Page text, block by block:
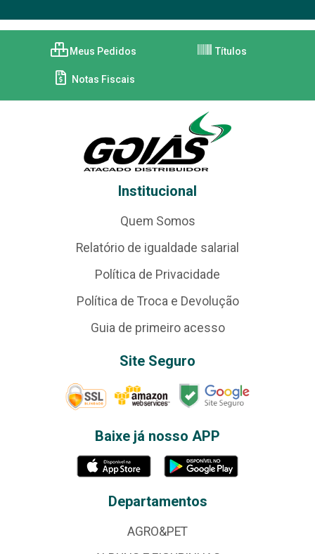
Meus Pedidos Títulos
Notas Fiscais
Institucional
Quem Somos
Relatório de igualdade salarial
Política de Privacidade
Política de Troca e Devolução
Guia de primeiro acesso
Site Seguro
Baixe já nosso APP
Departamentos
AGRO&PET